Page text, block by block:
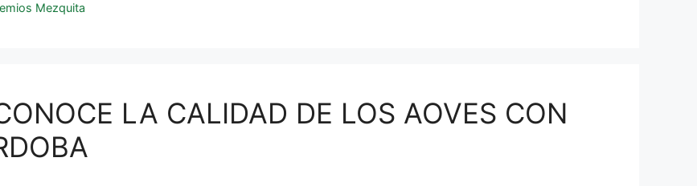
Mezquita
LA CALIDAD DE LOS AOVES CON